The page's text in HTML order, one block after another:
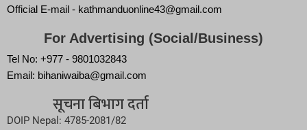
Official E-mail - kathmanduonline43@gmail.com
For Advertising (Social/Business)
Tel No: +977 - 9801032843
Email: bihaniwaiba@gmail.com
सूचना बिभाग दर्ता
DOIP Nepal: 4785-2081/82